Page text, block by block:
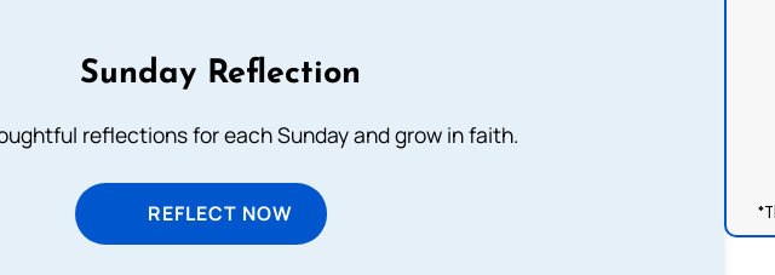
Sunday Reflection
reflections for each Sunday and grow in faith.
REFLECT NOW